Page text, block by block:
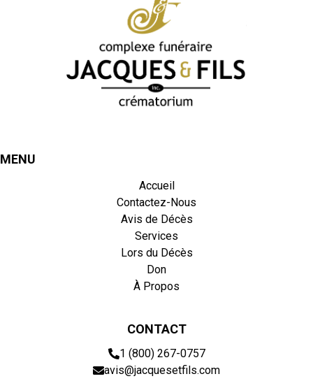
MENU
Accueil
Contactez-Nous
Avis de Décès
Services
Lors du Décès
Don
À Propos
CONTACT
1 (800) 267-0757
avis@jacquesetfils.com